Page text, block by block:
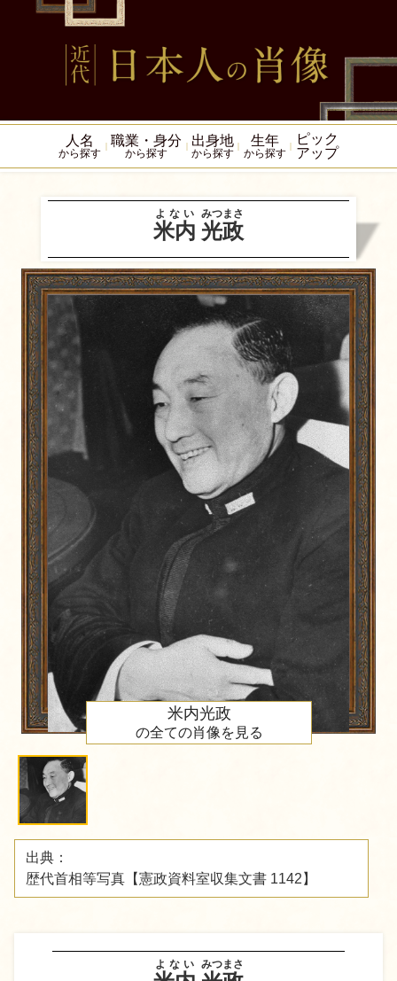
人名
から探す
職業・身分
から探す
出身地
から探す
生年
から探す
ピック
アップ
よない みつまさ
米内
よない
光政
みつまさ
米内光政
の全ての肖像を見る
出典：
歴代首相等写真【憲政資料室収集文書 1142】